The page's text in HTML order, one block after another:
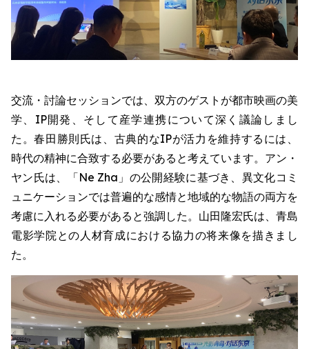
交流・討論セッションでは、双方のゲストが都市映画の美
学、IP開発、そして産学連携について深く議論しまし
た。春田勝則氏は、古典的なIPが活力を維持するには、
時代の精神に合致する必要があると考えています。アン・
ヤン氏は、「Ne Zha」の公開経験に基づき、異文化コミ
ュニケーションでは普遍的な感情と地域的な物語の両方を
考慮に入れる必要があると強調した。山田隆宏氏は、青島
電影学院との人材育成における協力の将来像を描きまし
た。